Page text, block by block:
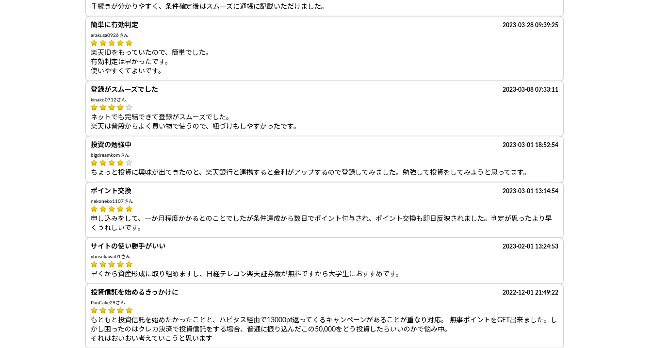
手続きが分かりやすく、条件確定後はスムーズに通帳に記載いただけました。
簡単に有効判定 2023-03-28 09:39:25
arakusa0926さん
楽天IDをもっていたので、簡単でした。
有効判定は早かったです。
使いやすくてよいです。
登録がスムーズでした 2023-03-08 07:33:11
kinako0712さん
ネットでも完結できて登録がスムーズでした。
楽天は普段からよく買い物で使うので、紐づけもしやすかったです。
投資の勉強中 2023-03-01 18:52:54
bigdreamkomさん
ちょっと投資に興味が出てきたのと、楽天銀行と連携すると金利がアップするので登録してみました。勉強して投資をしてみようと思ってます。
ポイント交換 2023-03-01 13:14:54
nekoneko1107さん
申し込みをして、一か月程度かかるとのことでしたが条件達成から数日でポイント付与され、ポイント交換も即日反映されました。判定が思ったより早
くうれしいです。
サイトの使い勝手がいい 2023-02-01 13:24:53
yhosokawa01さん
早くから資産形成に取り組めますし、日経テレコン楽天証券版が無料ですから大学生におすすめです。
投資信託を始めるきっかけに 2022-12-01 21:49:22
PanCake29さん
もともと投資信託を始めたかったことと、ハピタス経由で13000pt返ってくるキャンペーンがあることが重なり対応。 無事ポイントをGET出来ました。し
かし困ったのはクレカ決済で投資信託をする場合、普通に振り込んだこの50,000をどう投資したらいいのかで悩み中。
それはおいおい考えていこうと思います